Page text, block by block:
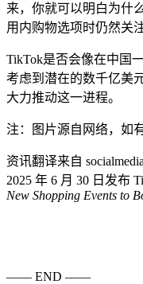
来，你就可以明白为什
用内购物选项时仍然关
TikTok是否会像在中国
考虑到潜在的数千亿美
大力推动这一进程。
注：图片源自网络，如
资讯翻译来自
2025 年 6 月 30 日发布
New Shopping Events to
—— END ——